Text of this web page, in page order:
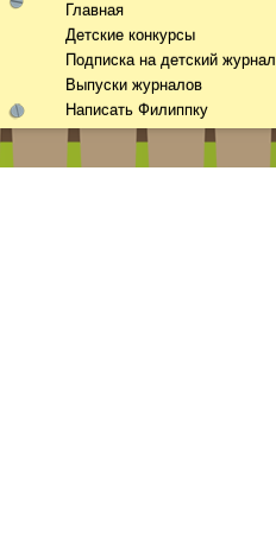
Главная
Детские конкурсы
Подписка на детский журнал
Выпуски журналов
Написать Филиппку
Смотретьрусские